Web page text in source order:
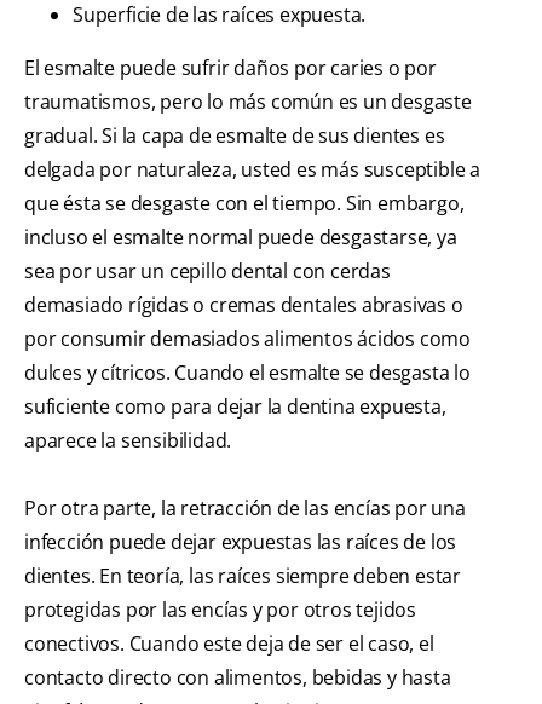
Superficie de las raíces expuesta.
El esmalte puede sufrir daños por caries o por
traumatismos, pero lo más común es un desgaste
gradual. Si la capa de esmalte de sus dientes es
delgada por naturaleza, usted es más susceptible a
que ésta se desgaste con el tiempo. Sin embargo,
incluso el esmalte normal puede desgastarse, ya
sea por usar un cepillo dental con cerdas
demasiado rígidas o cremas dentales abrasivas o
por consumir demasiados alimentos ácidos como
dulces y cítricos. Cuando el esmalte se desgasta lo
suficiente como para dejar la dentina expuesta,
aparece la sensibilidad.
Por otra parte, la retracción de las encías por una
infección puede dejar expuestas las raíces de los
dientes. En teoría, las raíces siempre deben estar
protegidas por las encías y por otros tejidos
conectivos. Cuando este deja de ser el caso, el
contacto directo con alimentos, bebidas y hasta